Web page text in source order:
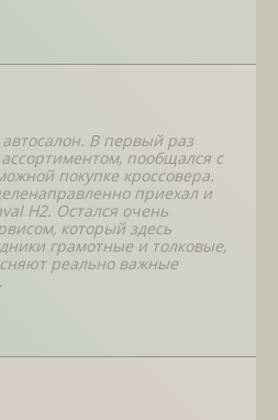
В первый раз
пообщался с
покупке кроссовера.
приехал и
H2. Остался очень
который здесь
грамотные и толковые,
реально важные